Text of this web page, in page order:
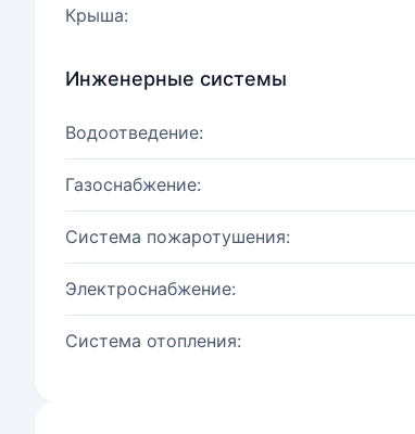
Крыша:
Инженерные системы
Водоотведение:
Газоснабжение:
Система пожаротушения:
Электроснабжение:
Система отопления: